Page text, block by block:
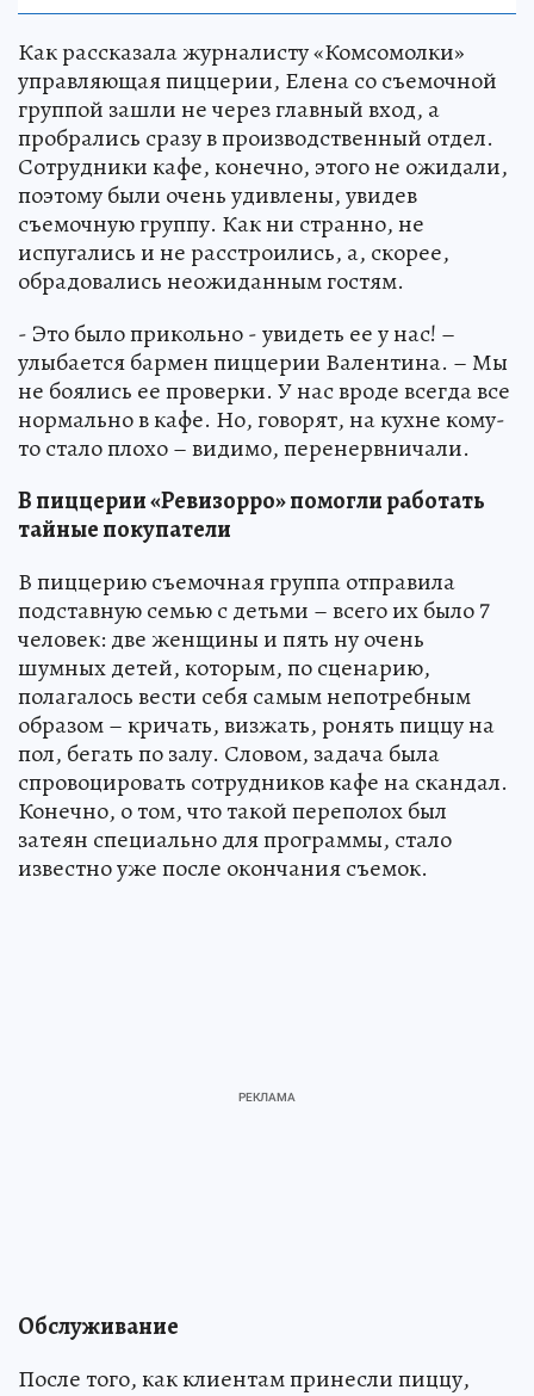
Как рассказала журналисту «Комсомолки»
управляющая пиццерии, Елена со съемочной
группой зашли не через главный вход, а
пробрались сразу в производственный отдел.
Сотрудники кафе, конечно, этого не ожидали,
поэтому были очень удивлены, увидев
съемочную группу. Как ни странно, не
испугались и не расстроились, а, скорее,
обрадовались неожиданным гостям.
- Это было прикольно - увидеть ее у нас! –
улыбается бармен пиццерии Валентина. – Мы
не боялись ее проверки. У нас вроде всегда все
нормально в кафе. Но, говорят, на кухне кому-
то стало плохо – видимо, перенервничали.
В пиццерии «Ревизорро» помогли работать
тайные покупатели
В пиццерию съемочная группа отправила
подставную семью с детьми – всего их было 7
человек: две женщины и пять ну очень
шумных детей, которым, по сценарию,
полагалось вести себя самым непотребным
образом – кричать, визжать, ронять пиццу на
пол, бегать по залу. Словом, задача была
спровоцировать сотрудников кафе на скандал.
Конечно, о том, что такой переполох был
затеян специально для программы, стало
известно уже после окончания съемок.
Обслуживание
После того, как клиентам принесли пиццу,